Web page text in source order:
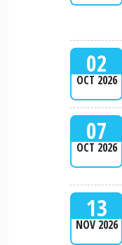
02
OCT 2026
07
OCT 2026
13
NOV 2026